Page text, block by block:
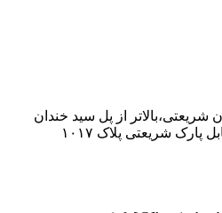
از پل سید خندان
شریعتی پلاک ۱۰۱۷